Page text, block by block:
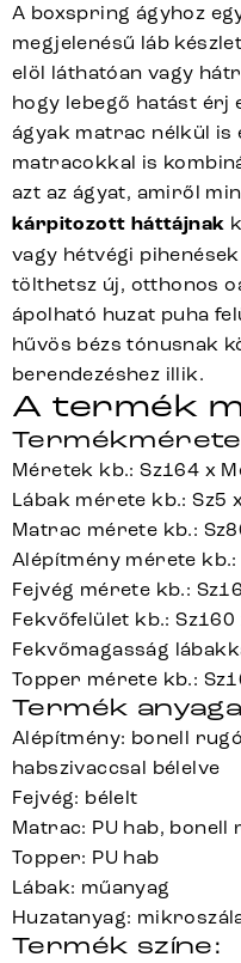
A boxspring ágyhoz
megjelenésű láb
elöl láthatóan vagy
hogy lebegő hatást érj
ágyak matrac nélkül is
matracokkal is
azt az ágyat, amiről
kárpitozott háttájnak
vagy hétvégi
tölthetsz új, otthonos
ápolható huzat puha
hűvös bézs tónusnak
berendezéshez illik.
A termék
Méretek kb.: Sz164 x
Lábak mérete kb.: Sz5
Matrac mérete kb.:
Alépítmény mérete kb.:
Fejvég mérete kb.:
Fekvőfelület kb.: Sz160
Fekvőmagasság
Topper mérete kb.:
Termék
Alépítmény: bonell
habszivaccsal bélelve
Fejvég: bélelt
Matrac: PU hab,
Topper: PU hab
Lábak: műanyag
Huzatanyag:
Termék színe: